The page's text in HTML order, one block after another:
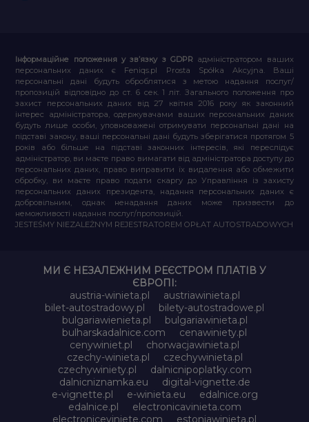
Інформаційне положення у зв’язку з GDPR адміністратором ваших
персональних даних є Feniqs.pl Prosta Spółka Akcyjna. Ваші
персональні дані будуть оброблятися з метою надання послуг/
пропозицій відповідно до ст. 6 сек. 1 літ. Загального положення про
захист персональних даних від 27 квітня 2016 року як законний
інтерес адміністратора, одержувачами ваших персональних даних
будуть лише особи, уповноважені отримувати персональні дані на
підставі закону, ваші персональні дані будуть зберігатися протягом 5
років або більше на підставі законних інтересів, які переслідує
адміністратор, ви маєте право вимагати від адміністратора доступу до
персональних даних, право виправити їх видалення або обмежити
обробку, ви маєте право подати скаргу до Управління із захисту
персональних даних президента, надання персональних даних є
добровільним, однак ненадання даних може призвести до
неможливості надання послуг/пропозицій.
JESTEŚMY NIEZALEŻNYM REJESTRATOREM OPŁAT AUTOSTRADOWYCH
МИ Є НЕЗАЛЕЖНИМ РЕЄСТРОМ ПЛАТІВ У
ЄВРОПІ:
austria-winieta.pl
austriawinieta.pl
bilet-autostradowy.pl
bilety-autostradowe.pl
bulgariawienieta.pl
bulgariawinieta.pl
bulharskadalnice.com
cenawiniety.pl
cenywiniet.pl
chorwacjawinieta.pl
czechy-winieta.pl
czechywinieta.pl
czechywiniety.pl
dalnicnipoplatky.com
dalnicniznamka.eu
digital-vignette.de
e-vignette.pl
e-winieta.eu
edalnice.org
edalnice.pl
electronicavinieta.com
electroniceviniete.com
estoniawinieta.pl